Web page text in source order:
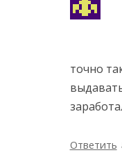
точно
Ответить